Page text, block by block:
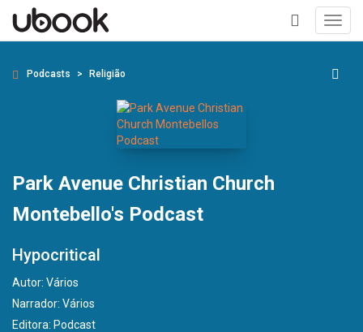
+
Podcasts Religião
Park Avenue Christian Church
Montebello's Podcast
Hypocritical
Autor: Vários
Narrador: Vários
Editora: Podcast